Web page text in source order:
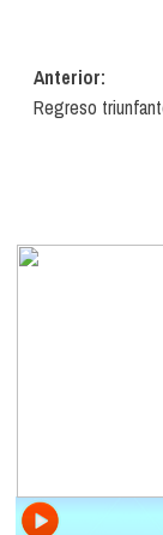
de
Anterior:
Regreso